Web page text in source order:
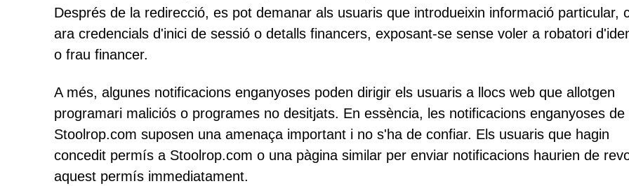
Després de la redirecció, es pot demanar als usuaris que introdueixin informació particular,
ara credencials d'inici de sessió o detalls financers, exposant-se sense voler a robatori
o frau financer.
A més, algunes notificacions enganyoses poden dirigir els usuaris a llocs web que allotgen
programari maliciós o programes no desitjats. En essència, les notificacions enganyoses de
Stoolrop.com suposen una amenaça important i no s'ha de confiar. Els usuaris que hagin
concedit permís a Stoolrop.com o una pàgina similar per enviar notificacions haurien de
aquest permís immediatament.